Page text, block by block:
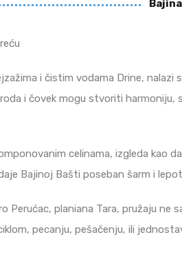
i čistim vodama Drine,
i čovek mogu stvoriti
celinama, izgleda kao
Bajinoj Bašti poseban šarm i
Perućac, planiana Tara, pružaju
pecanju, pešačenju, ili